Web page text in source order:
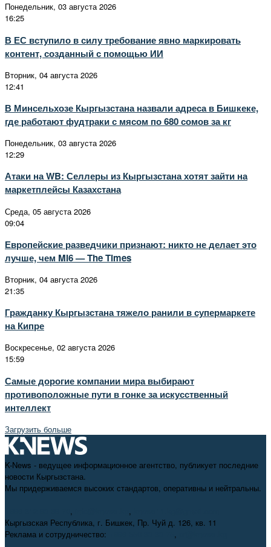
Понедельник, 03 августа 2026
16:25
В ЕС вступило в силу требование явно маркировать
контент, созданный с помощью ИИ
Вторник, 04 августа 2026
12:41
В Минсельхозе Кыргызстана назвали адреса в Бишкеке,
где работают фудтраки с мясом по 680 сомов за кг
Понедельник, 03 августа 2026
12:29
Атаки на WB: Селлеры из Кыргызстана хотят зайти на
маркетплейсы Казахстана
Среда, 05 августа 2026
09:04
Европейские разведчики признают: никто не делает это
лучше, чем MI6 — The Times
Вторник, 04 августа 2026
21:35
Гражданку Кыргызстана тяжело ранили в супермаркете
на Кипре
Воскресенье, 02 августа 2026
15:59
Самые дорогие компании мира выбирают
противоположные пути в гонке за искусственный
интеллект
Загрузить больше
K-News - ведущее информационное агентство, публикует последние
новости Кыргызстана.
Мы придерживаемся высоких стандартов, оперативны и нейтральны.
, ,
Кыргызская Республика, г. Бишкек, Пр. Чуй д. 126, кв. 11
Реклама и сотрудничество:
,